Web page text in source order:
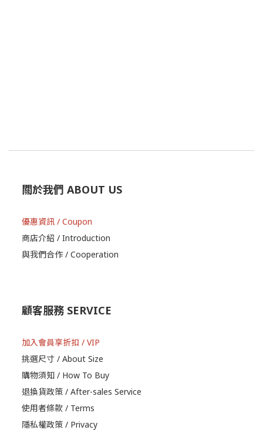
關於我們 ABOUT US
優惠資訊 / Coupon
商店介紹 / Introduction
與我們合作 / Cooperation
顧客服務 SERVICE
加入會員享折扣 / VIP
挑選尺寸 / About Size
購物須知 / How To Buy
退換貨政策 / After-sales Service
使用者條款 / Terms
隱私權政策 / Privacy